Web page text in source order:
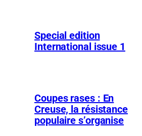
Special edition
International issue 1
Coupes rases : En
Creuse, la résistance
populaire s’organise